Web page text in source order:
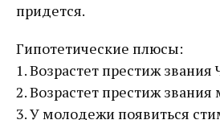
придется.
Гипотетические плюсы:
1. Возрастет престиж
2. Возрастет престиж звания
3. У молодежи появиться